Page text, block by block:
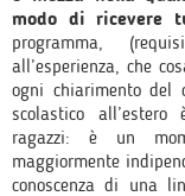
modo di ricevere
programma,
all’esperienza, che
ogni chiarimento del
scolastico
ragazzi: è un
maggiormente
conoscenza di una